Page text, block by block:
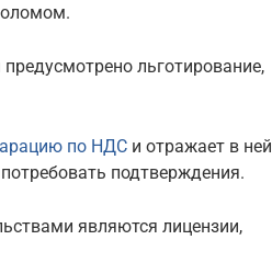
льготирование,
по НДС и отражает в ней
подтверждения.
являются лицензии,